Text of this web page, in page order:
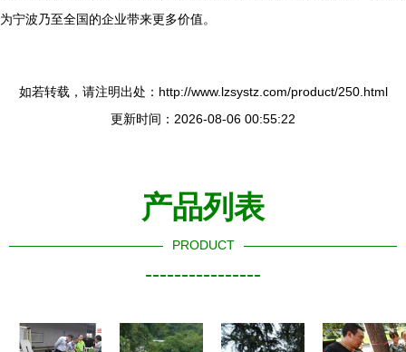
为宁波乃至全国的企业带来更多价值。
如若转载，请注明出处：http://www.lzsystz.com/product/250.html
更新时间：2026-08-06 00:55:22
产品列表
PRODUCT
----------------